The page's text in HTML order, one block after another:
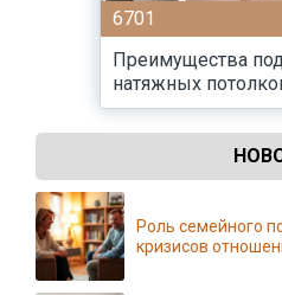
6701
Преимущества
натяжных
Роль семейного
кризисов